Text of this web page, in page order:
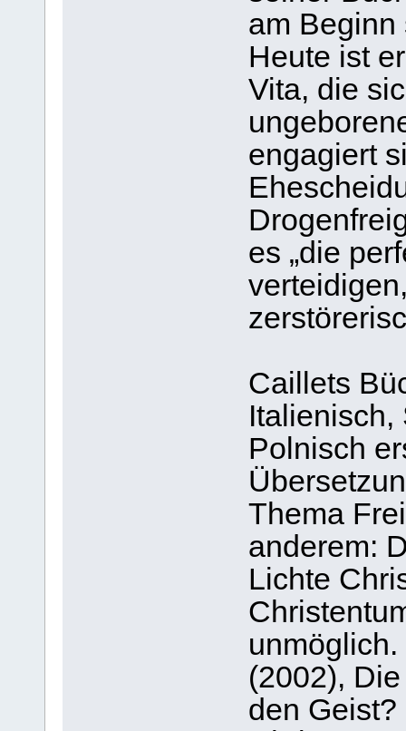
am Beginn
Heute ist
Vita, die
engagiert
es „die
Caillets
Italienisch,
Polnisch
Thema
anderem:
Lichte
(2002),
den